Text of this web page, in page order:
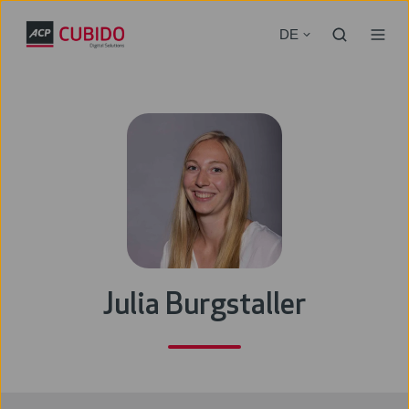
DE
Julia Burgstaller